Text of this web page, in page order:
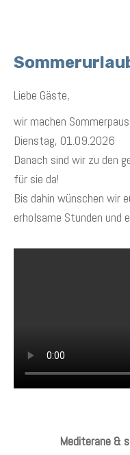
Liebe Gäste,
wir machen
Dienstag, 01.09.2026
Danach sind wir zu den
für sie da!
Bis dahin wünschen wir
erholsame Stunden und
Mediterane &